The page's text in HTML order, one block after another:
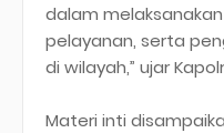
dalam
pelayanan, serta
di wilayah,” ujar
Materi inti